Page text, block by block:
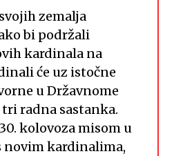
zemalja
bi podržali
kardinala na
će uz istočne
u Državnome
radna sastanka.
kolovoza misom u
novim kardinalima,